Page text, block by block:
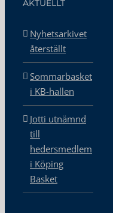
AKTUELLT
Nyhetsarkivet
återställt
Sommarbasket
i KB-hallen
Jotti utnämnd
till
hedersmedlem
i Köping
Basket